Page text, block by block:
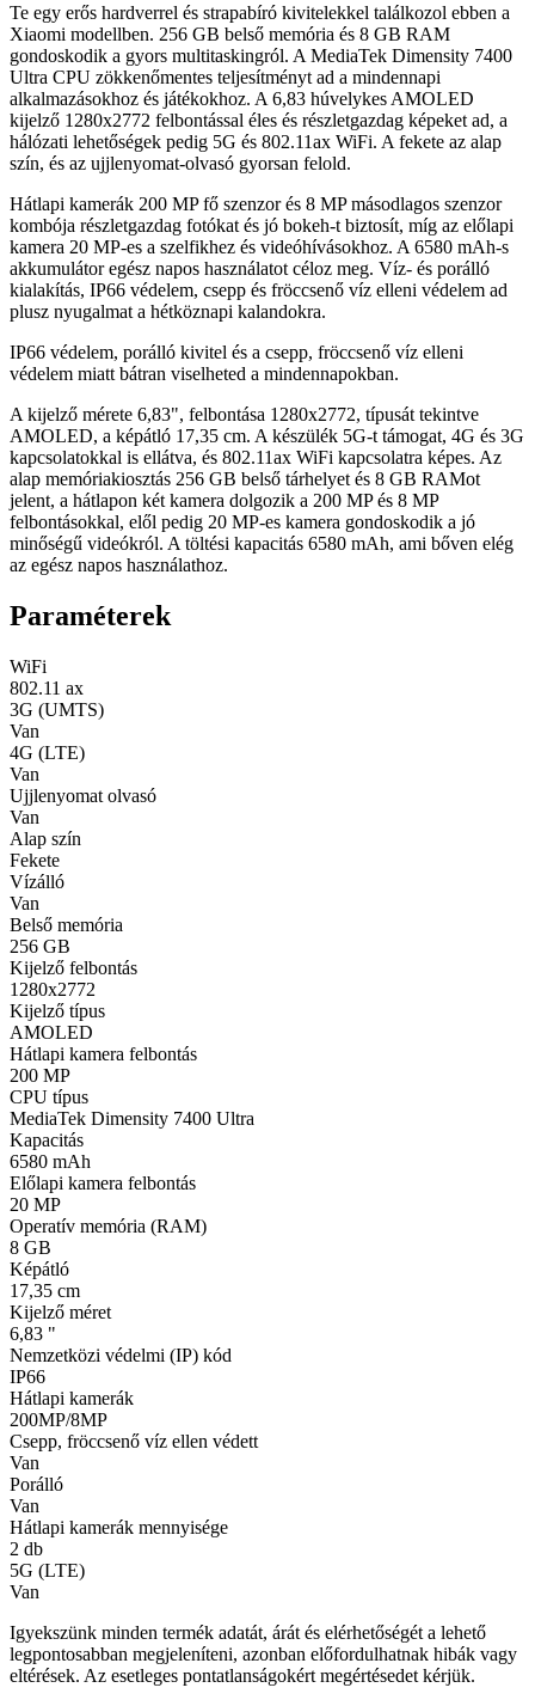
Te egy erős hardverrel és strapabíró kivitelekkel találkozol ebben a
Xiaomi modellben. 256 GB belső memória és 8 GB RAM
gondoskodik a gyors multitaskingról. A MediaTek Dimensity 7400
Ultra CPU zökkenőmentes teljesítményt ad a mindennapi
alkalmazásokhoz és játékokhoz. A 6,83 húvelykes AMOLED
kijelző 1280x2772 felbontással éles és részletgazdag képeket ad, a
hálózati lehetőségek pedig 5G és 802.11ax WiFi. A fekete az alap
szín, és az ujjlenyomat-olvasó gyorsan felold.
Hátlapi kamerák 200 MP fő szenzor és 8 MP másodlagos szenzor
kombója részletgazdag fotókat és jó bokeh-t biztosít, míg az előlapi
kamera 20 MP-es a szelfikhez és videóhívásokhoz. A 6580 mAh-s
akkumulátor egész napos használatot céloz meg. Víz- és porálló
kialakítás, IP66 védelem, csepp és fröccsenő víz elleni védelem ad
plusz nyugalmat a hétköznapi kalandokra.
IP66 védelem, porálló kivitel és a csepp, fröccsenő víz elleni
védelem miatt bátran viselheted a mindennapokban.
A kijelző mérete 6,83", felbontása 1280x2772, típusát tekintve
AMOLED, a képátló 17,35 cm. A készülék 5G-t támogat, 4G és 3G
kapcsolatokkal is ellátva, és 802.11ax WiFi kapcsolatra képes. Az
alap memóriakiosztás 256 GB belső tárhelyet és 8 GB RAMot
jelent, a hátlapon két kamera dolgozik a 200 MP és 8 MP
felbontásokkal, elől pedig 20 MP-es kamera gondoskodik a jó
minőségű videókról. A töltési kapacitás 6580 mAh, ami bőven elég
az egész napos használathoz.
Paraméterek
WiFi
802.11 ax
3G (UMTS)
Van
4G (LTE)
Van
Ujjlenyomat olvasó
Van
Alap szín
Fekete
Vízálló
Van
Belső memória
256 GB
Kijelző felbontás
1280x2772
Kijelző típus
AMOLED
Hátlapi kamera felbontás
200 MP
CPU típus
MediaTek Dimensity 7400 Ultra
Kapacitás
6580 mAh
Előlapi kamera felbontás
20 MP
Operatív memória (RAM)
8 GB
Képátló
17,35 cm
Kijelző méret
6,83 "
Nemzetközi védelmi (IP) kód
IP66
Hátlapi kamerák
200MP/8MP
Csepp, fröccsenő víz ellen védett
Van
Porálló
Van
Hátlapi kamerák mennyisége
2 db
5G (LTE)
Van
Igyekszünk minden termék adatát, árát és elérhetőségét a lehető
legpontosabban megjeleníteni, azonban előfordulhatnak hibák vagy
eltérések. Az esetleges pontatlanságokért megértésedet kérjük.